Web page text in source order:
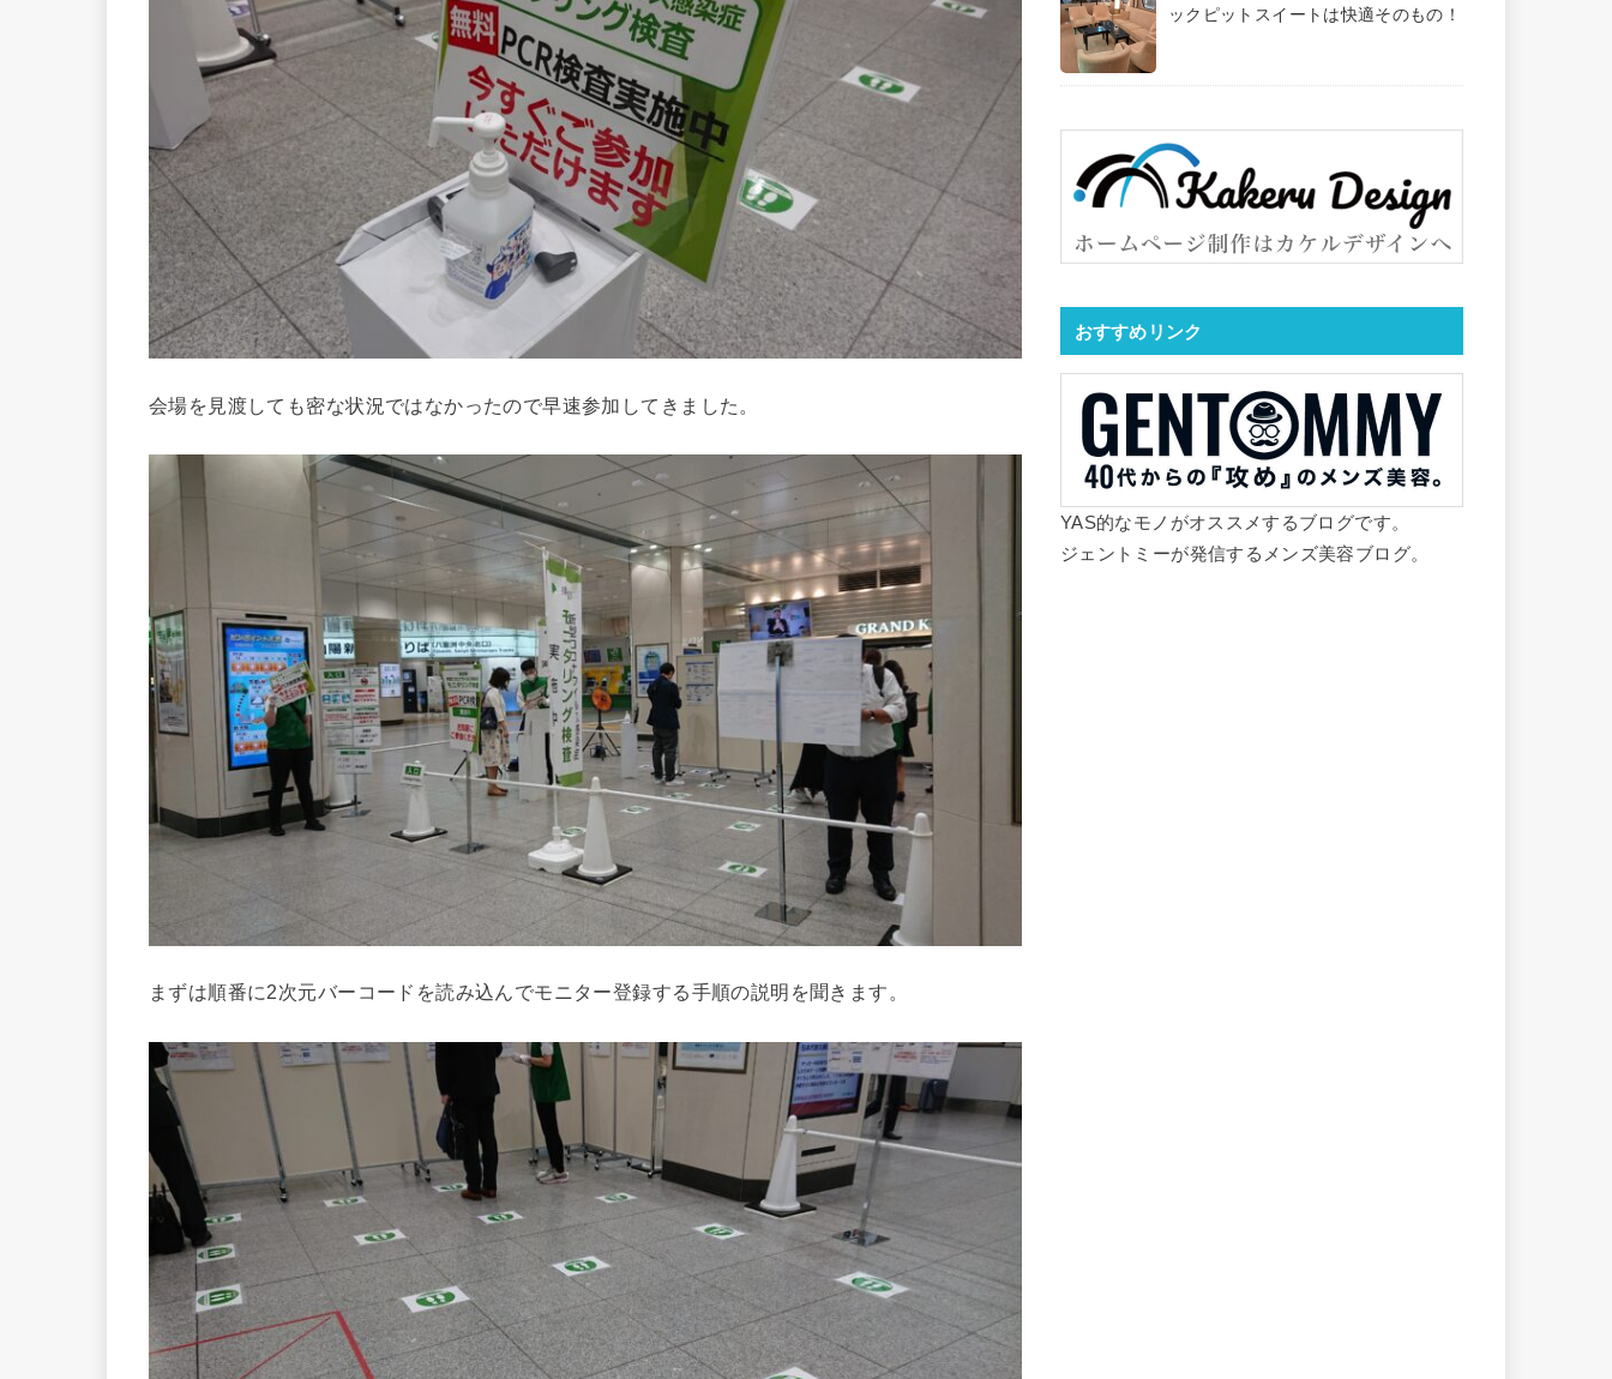
会場を見渡しても密な状況ではなかったので早速参加してきました。
まずは順番に2次元バーコードを読み込んでモニター登録する手順の説明を聞きます。
ックピットスイートは快適そのもの！
おすすめリンク
YAS的なモノがオススメするブログです。
ジェントミーが発信するメンズ美容ブログ。